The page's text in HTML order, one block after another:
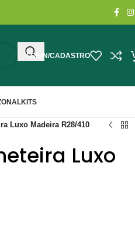
LOGIN/CADASTRO
KITS
Luxo Madeira R28/410
Luxo